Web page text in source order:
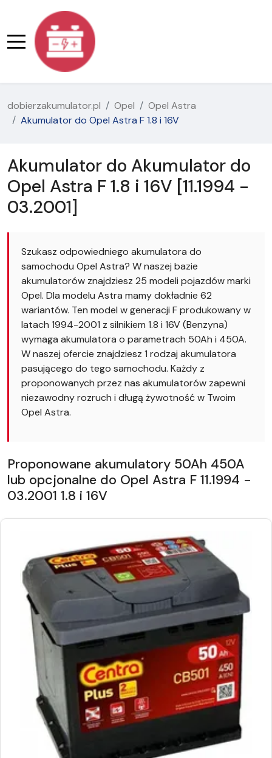
dobierzakumulator.pl Opel
Opel Astra
Akumulator do Opel Astra F 1.8 i 16V
Akumulator do Akumulator do
Opel Astra F 1.8 i 16V [11.1994 -
03.2001]
Szukasz odpowiedniego akumulatora do
samochodu Opel Astra? W naszej bazie
akumulatorów znajdziesz 25 modeli pojazdów marki
Opel. Dla modelu Astra mamy dokładnie 62
wariantów. Ten model w generacji F produkowany w
latach 1994-2001 z silnikiem 1.8 i 16V (Benzyna)
wymaga akumulatora o parametrach 50Ah i 450A.
W naszej ofercie znajdziesz 1 rodzaj akumulatora
pasującego do tego samochodu. Każdy z
proponowanych przez nas akumulatorów zapewni
niezawodny rozruch i długą żywotność w Twoim
Opel Astra.
Proponowane akumulatory 50Ah 450A
lub opcjonalne do Opel Astra F 11.1994 -
03.2001 1.8 i 16V